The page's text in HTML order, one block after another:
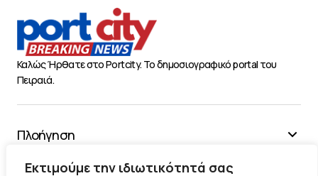
Εκτιμούμε την ιδιωτικότητά σας
Καλώς Ήρθατε στο Portcity. Το δημοσιογραφικό portal του
Πειραιά.
Πλοήγηση
Χρήσιμα